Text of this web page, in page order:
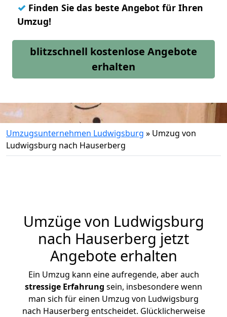
✓ Finden Sie das beste Angebot für Ihren
Umzug!
blitzschnell kostenlose Angebote
erhalten
Umzugsunternehmen Ludwigsburg » Umzug von
Ludwigsburg nach Hauserberg
Umzüge von Ludwigsburg
nach Hauserberg jetzt
Angebote erhalten
Ein Umzug kann eine aufregende, aber auch
stressige Erfahrung sein, insbesondere wenn
man sich für einen Umzug von Ludwigsburg
nach Hauserberg entscheidet. Glücklicherweise